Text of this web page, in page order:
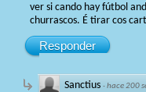
ver si cando hay fútbol
churrascos. É tirar cos
Responder
Sanctius ·hace 200